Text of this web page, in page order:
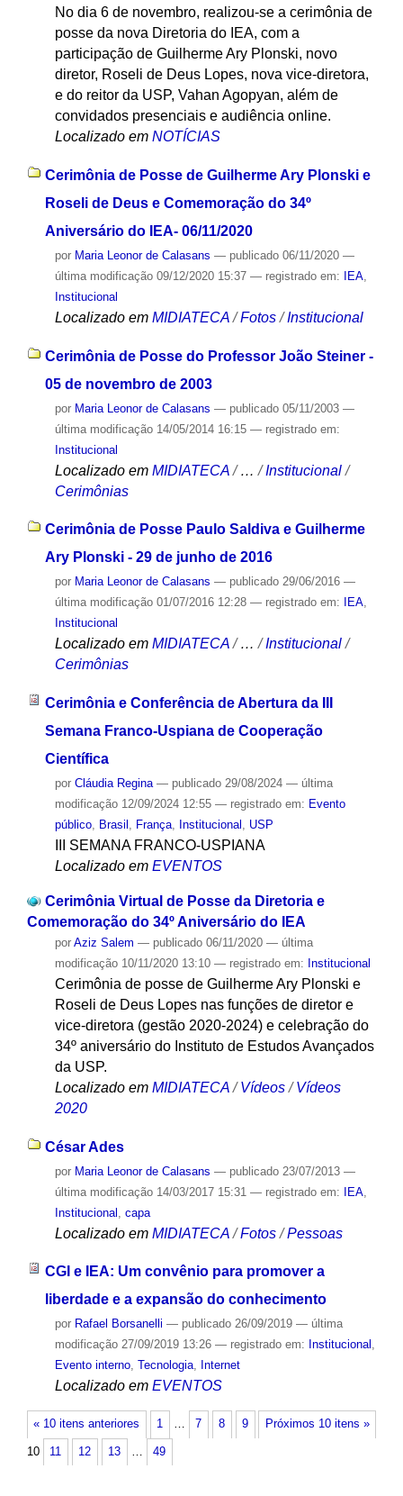
No dia 6 de novembro, realizou-se a cerimônia de
posse da nova Diretoria do IEA, com a
participação de Guilherme Ary Plonski, novo
diretor, Roseli de Deus Lopes, nova vice-diretora,
e do reitor da USP, Vahan Agopyan, além de
convidados presenciais e audiência online.
Localizado em NOTÍCIAS
Cerimônia de Posse de Guilherme Ary Plonski e
Roseli de Deus e Comemoração do 34º
Aniversário do IEA- 06/11/2020
por Maria Leonor de Calasans — publicado06/11/2020 —
última modificação09/12/2020 15:37 — registrado em: IEA,
Institucional
Localizado em MIDIATECA /Fotos /Institucional
Cerimônia de Posse do Professor João Steiner -
05 de novembro de 2003
por Maria Leonor de Calasans — publicado05/11/2003 —
última modificação14/05/2014 16:15 — registrado em:
Institucional
Localizado em MIDIATECA /…/Institucional /
Cerimônias
Cerimônia de Posse Paulo Saldiva e Guilherme
Ary Plonski - 29 de junho de 2016
por Maria Leonor de Calasans — publicado29/06/2016 —
última modificação01/07/2016 12:28 — registrado em: IEA,
Institucional
Localizado em MIDIATECA / …/Institucional /
Cerimônias
Cerimônia e Conferência de Abertura da III
Semana Franco-Uspiana de Cooperação
Científica
por Cláudia Regina — publicado29/08/2024 — última
modificação12/09/2024 12:55 — registrado em: Evento
público, Brasil , França, Institucional , USP
III SEMANA FRANCO-USPIANA
Localizado em EVENTOS
Cerimônia Virtual de Posse da Diretoria e
Comemoração do 34º Aniversário do IEA
por Aziz Salem — publicado06/11/2020 — última
modificação10/11/2020 13:10 — registrado em: Institucional
Cerimônia de posse de Guilherme Ary Plonski e
Roseli de Deus Lopes nas funções de diretor e
vice-diretora (gestão 2020-2024) e celebração do
34º aniversário do Instituto de Estudos Avançados
da USP.
Localizado em MIDIATECA /Vídeos /Vídeos
2020
César Ades
por Maria Leonor de Calasans — publicado23/07/2013 —
última modificação14/03/2017 15:31 — registrado em: IEA,
Institucional capa
Localizado em MIDIATECA /Fotos /Pessoas
CGI e IEA: Um convênio para promover a
liberdade e a expansão do conhecimento
por Rafael Borsanelli — publicado26/09/2019 — última
modificação27/09/2019 13:26 — registrado em: Institucional ,
Evento interno, Tecnologia, Internet
Localizado em EVENTOS
« 10 itens anteriores Próximos 10 itens »
1 … 7 8 9
10 11 12 13 … 49